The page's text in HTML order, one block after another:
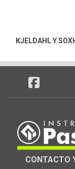
KJELDAHL Y
CONTACTO